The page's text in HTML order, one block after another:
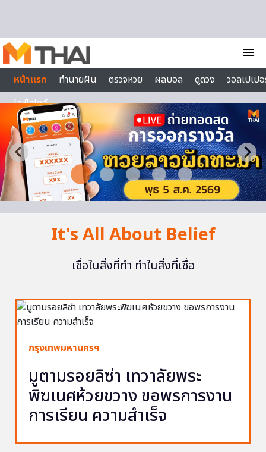
menu
หน้าแรก
ทำนายฝัน ตรวจหวย ผลบอล ดูดวง
วอลเปเป
ไลฟ์สไตล์
It's All About Belief
เชื่อในสิ่งที่ทำ ทำในสิ่งที่เชื่อ
กรุงเทพมหานครฯ
มูตามรอยลิซ่า เทวาลัยพระ
พิฆเนศห้วยขวาง ขอพรการงาน
การเรียน ความสำเร็จ